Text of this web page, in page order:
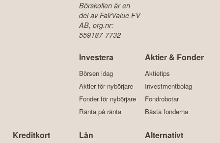
Börskollen är en
del av FairValue FV
AB, org.nr:
559187-7732
Investera
Börsen idag
Aktier för nybörjare
Fonder för nybörjare
Ränta på ränta
Aktier & Fonder
Aktietips
Investmentbolag
Fondrobotar
Bästa fonderna
Kreditkort Lån Alternativt